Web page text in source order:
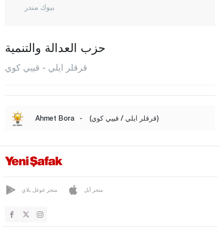
بيوك مندر
دميركوي
إينادا
كاينارجا
قييي كوي
المركز
حزب العدالة والتنمية
قرقلر ايلي - قييي كوي
Ahmet Bora - (قرقلر ايلي / قييي كوي)
متجر غوغل بلاي متجر آبل